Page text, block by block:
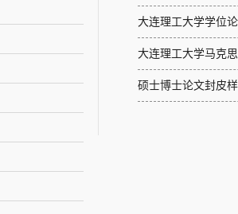
大连理工大学学位
大连理工大学马克
硕士博士论文封皮